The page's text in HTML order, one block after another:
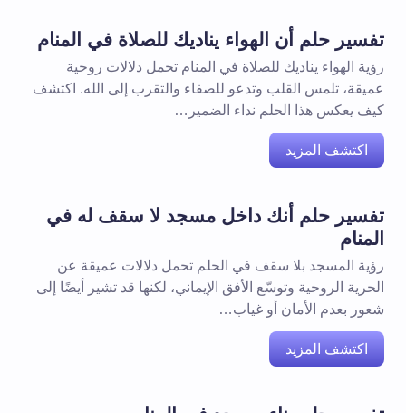
تفسير حلم أن الهواء يناديك للصلاة في المنام
رؤية الهواء يناديك للصلاة في المنام تحمل دلالات روحية
عميقة، تلمس القلب وتدعو للصفاء والتقرب إلى الله. اكتشف
كيف يعكس هذا الحلم نداء الضمير…
اكتشف المزيد
تفسير حلم أنك داخل مسجد لا سقف له في
المنام
رؤية المسجد بلا سقف في الحلم تحمل دلالات عميقة عن
الحرية الروحية وتوسّع الأفق الإيماني، لكنها قد تشير أيضًا إلى
شعور بعدم الأمان أو غياب…
اكتشف المزيد